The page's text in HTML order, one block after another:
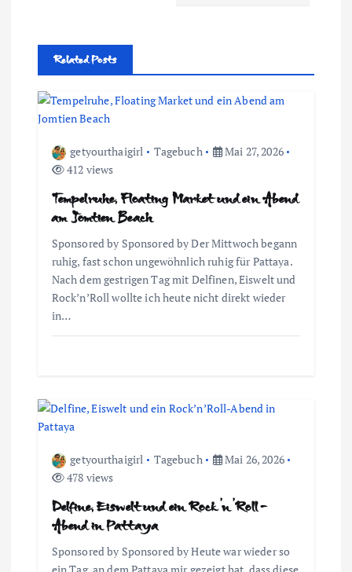
r
a
g
t
Related Posts
getyourthaigirl Tagebuch
Mai 27, 2026
412 views
Tempelruhe, Floating Market und ein Abend
am Jomtien Beach
Sponsored by Sponsored by Der Mittwoch begann
ruhig, fast schon ungewöhnlich ruhig für Pattaya.
Nach dem gestrigen Tag mit Delfinen, Eiswelt und
Rock’n’Roll wollte ich heute nicht direkt wieder
in…
getyourthaigirl Tagebuch
Mai 26, 2026
478 views
Delfine, Eiswelt und ein Rock’n’Roll-
Abend in Pattaya
Sponsored by Sponsored by Heute war wieder so